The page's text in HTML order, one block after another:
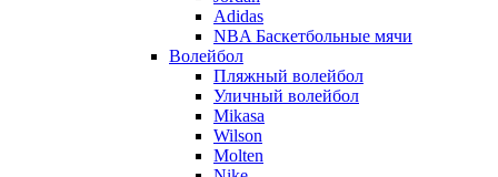
Adidas
NBA Баскетбольные мячи
Волейбол
Пляжный волейбол
Уличный волейбол
Mikasa
Wilson
Molten